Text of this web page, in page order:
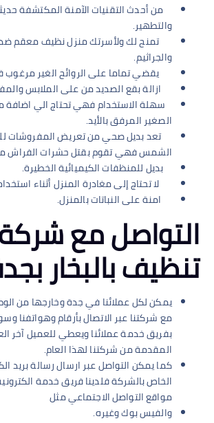
من أحدث التقنيات الآمنة المكتشفة
والتطهير.
تمنح لك ولأسرتك منزل نظيف معقم ضد
والجراثيم.
يقضي تماما على الروائح الغير مرغوب
ازالة بقع الصديد من على الملابس
سهلة الاستخدام فهي تحتاج الي اضافة
الصغير المرفق بالأيد.
تعد بديل صحي من تعريض المفروشات
الشمس فهي تقوم بقتل حشرات الفراش
بديل للمنظفات الكيميائية الخطيرة.
لا تحتاج إلى مغادرة المنزل أثناء
امنة على النباتات بالمنزل.
التواصل مع
تنظيف بالبخار
يمكن لكل عملائنا في جدة وخارجها من
مع شركتنا عبر الاتصال بأرقام وهواتفنا
بفريق خدمة عملائنا ويعطي للعميل آخر
المقدمة من شركتنا لهذا العام.
كما يمكن التواصل عبر ارسال رسالة بريد
الخاص بالشركة فلدينا فريق خدمة
مواقع التواصل الاجتماعي مثل
والفيس بوك وغيره.